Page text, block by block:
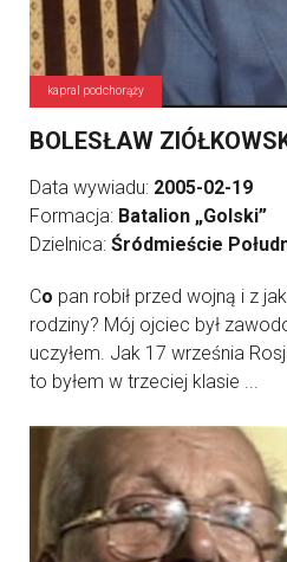
kapral podchorąży
BOLESŁAW
Data wywiadu: 2005-02-19
Formacja: Batalion „Golski”
Dzielnica: Śródmieście
Co pan robił przed wojną i z
rodziny? Mój ojciec był
uczyłem. Jak 17 września
to byłem w trzeciej klasie ...